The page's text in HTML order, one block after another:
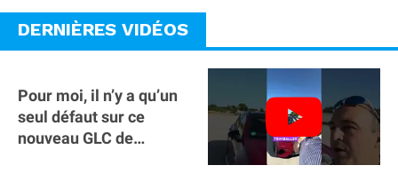
DERNIÈRES VIDÉOS
Pour moi, il n’y a qu’un
seul défaut sur ce
nouveau GLC de